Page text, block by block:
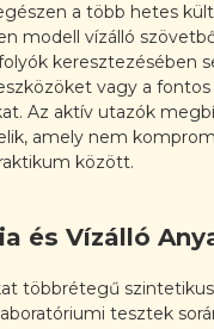
a több hetes
modell vízálló
keresztezésében
vagy a fontos
Az aktív utazók
amely nem
között.
és Vízálló
többrétegű
tesztek